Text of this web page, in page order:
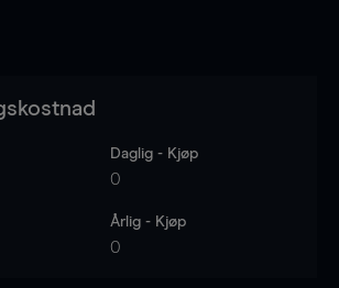
Daglig - Kjøp
0
Årlig - Kjøp
0